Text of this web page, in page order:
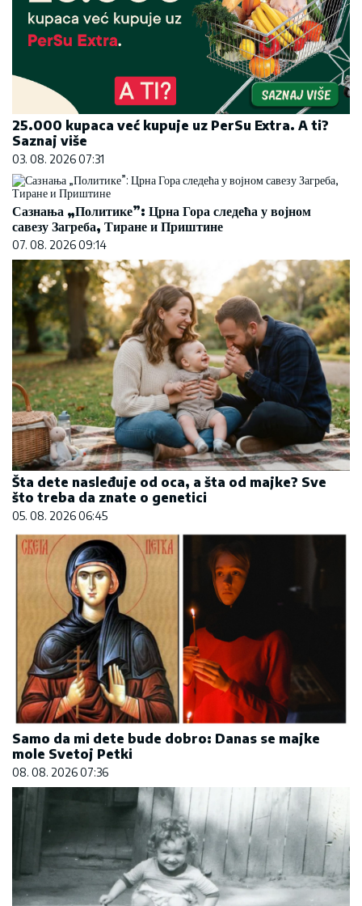
25.000 kupaca već kupuje uz PerSu Extra. A ti?
Saznaj više
03. 08. 2026 07:31
Сазнања „Политике”: Црна Гора следећа у војном
савезу Загреба, Тиране и Приштине
07. 08. 2026 09:14
Šta dete nasleđuje od oca, a šta od majke? Sve
što treba da znate o genetici
05. 08. 2026 06:45
Samo da mi dete bude dobro: Danas se majke
mole Svetoj Petki
08. 08. 2026 07:36